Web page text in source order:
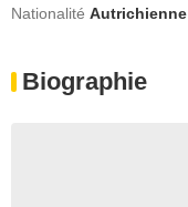
Nationalité Autrichienne
Biographie